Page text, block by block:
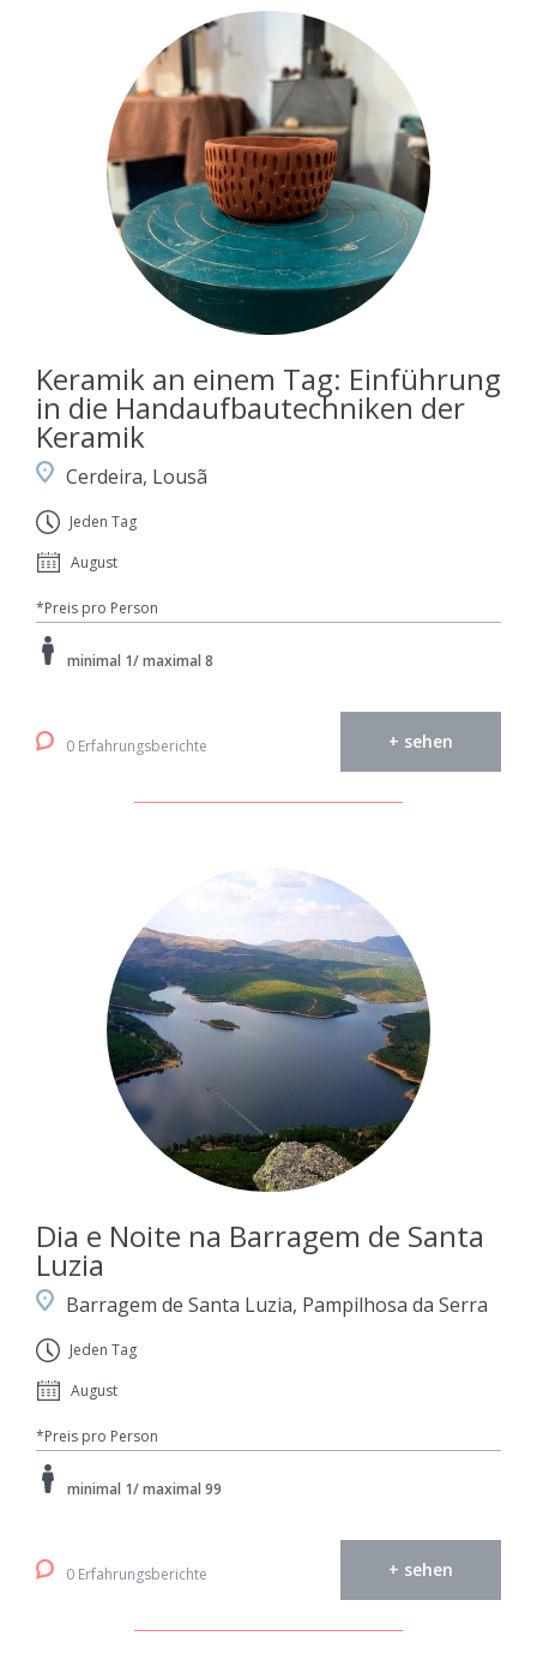
Keramik an einem Tag: Einführung
in die Handaufbautechniken der
Keramik
Cerdeira, Lousã
Jeden Tag
August
*Preis pro Person
minimal 1/ maximal 8
0 Erfahrungsberichte + sehen
Dia e Noite na Barragem de Santa
Luzia
Barragem de Santa Luzia, Pampilhosa da Serra
Jeden Tag
August
*Preis pro Person
minimal 1/ maximal 99
0 Erfahrungsberichte + sehen